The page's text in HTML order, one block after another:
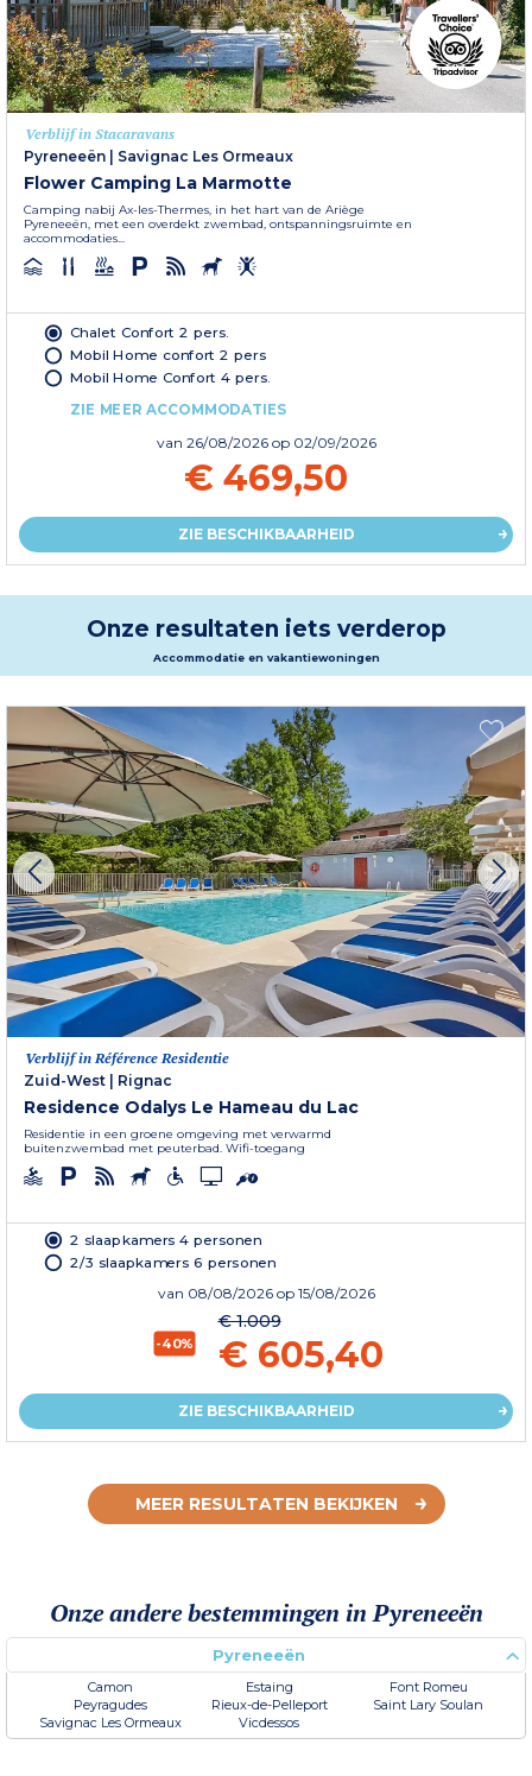
Verblijf in Stacaravans
Pyreneeën | Savignac Les Ormeaux
Flower Camping La Marmotte
Camping nabij Ax-les-Thermes, in het hart van de Ariège
Pyreneeën, met een overdekt zwembad, ontspanningsruimte en
accommodaties...
Chalet Confort 2 pers.
Mobil Home confort 2 pers
Mobil Home Confort 4 pers.
ZIE MEER ACCOMMODATIES
van 26/08/2026 op 02/09/2026
€ 469,50
ZIE BESCHIKBAARHEID
Onze resultaten iets verderop
Accommodatie en vakantiewoningen
Verblijf in Référence Residentie
Zuid-West | Rignac
Residence Odalys Le Hameau du Lac
Residentie in een groene omgeving met verwarmd
buitenzwembad met peuterbad. Wifi-toegang
2 slaapkamers 4 personen
2/3 slaapkamers 6 personen
van 08/08/2026 op 15/08/2026
-40%
€ 1.009
€ 605,40
ZIE BESCHIKBAARHEID
MEER RESULTATEN BEKIJKEN
Onze andere bestemmingen in Pyreneeën
Pyreneeën
Camon Estaing
Font Romeu
Peyragudes
Rieux-de-Pelleport
Saint Lary Soulan
Savignac Les Ormeaux
Vicdessos